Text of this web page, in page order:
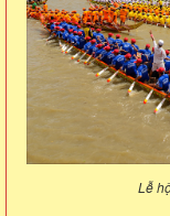
Lễ